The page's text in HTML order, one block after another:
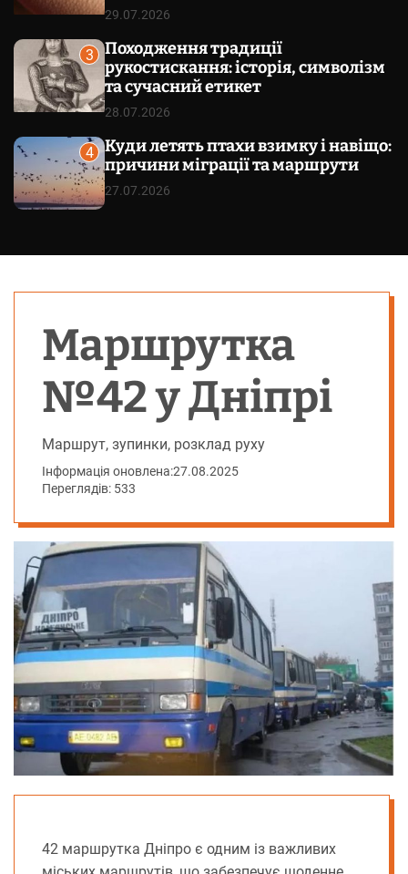
29.07.2026
3
Походження традиції
рукостискання: історія, символізм
та сучасний етикет
28.07.2026
4
Куди летять птахи взимку і навіщо:
причини міграції та маршрути
27.07.2026
Маршрутка
№42 у Дніпрі
Маршрут, зупинки, розклад руху
Інформація оновлена:27.08.2025
Переглядів: 533
42 маршрутка Дніпро є одним із важливих